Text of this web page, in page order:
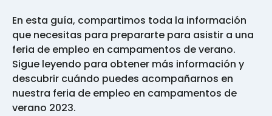
En esta guía, compartimos toda la información
que necesitas para prepararte para asistir a una
feria de empleo en campamentos de verano.
Sigue leyendo para obtener más información y
descubrir cuándo puedes acompañarnos en
nuestra feria de empleo en campamentos de
verano 2023.